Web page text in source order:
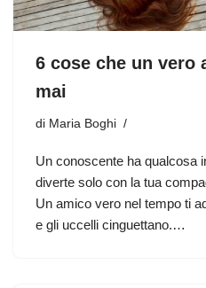
6 cose che un vero
mai
di Maria Boghi
Un conoscente ha qualcosa
diverte solo con la tua
Un amico vero nel tempo ti
e gli uccelli cinguettano.…